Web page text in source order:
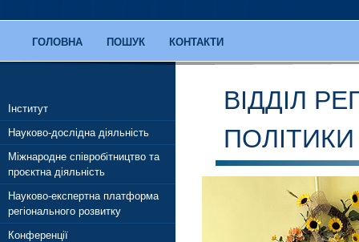
ГОЛОВНА ПОШУК КОНТАКТИ
Інститут
Науково-дослідна діяльність
Міжнародне співробітництво та
проєктна діяльність
Науково-експертна платформа
регіонального розвитку
Конференції
ВІДДІЛ